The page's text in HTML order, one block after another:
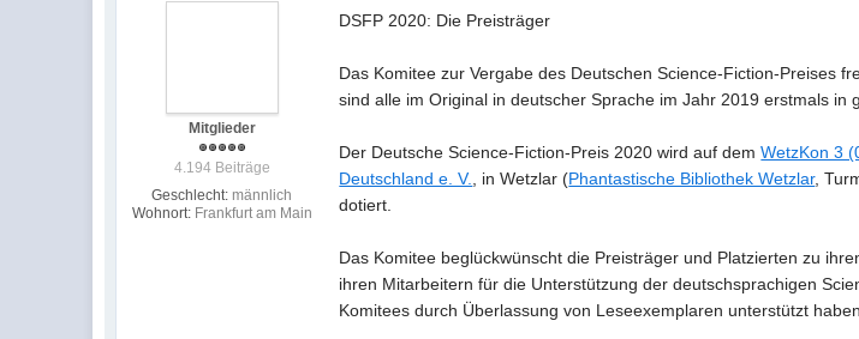
Mitglieder
4.194 Beiträge
Geschlecht: männlich
Wohnort: Frankfurt am Main
DSFP 2020: Die Preisträger
Das Komitee zur Vergabe des Deutschen Science-Fiction-Preises
sind alle im Original in deutscher Sprache im Jahr 2019 erstmals
Der Deutsche Science-Fiction-Preis 2020 wird auf demWetzKon 3
Deutschland e. V.
, in Wetzlar (Phantastische Bibliothek Wetzlar,
dotiert.
Das Komitee beglückwünscht die Preisträger und Platzierten zu
ihren Mitarbeitern für die Unterstützung der deutschsprachigen
Komitees durch Überlassung von Leseexemplaren unterstützt haben.